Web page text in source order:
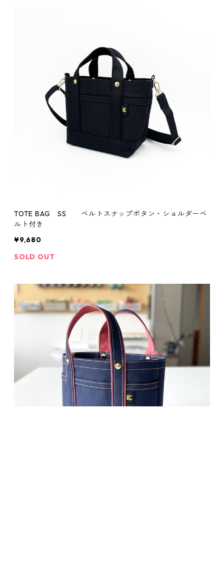
TOTE BAG SS ベルトスナップボタン・ショルダーベ
ルト付き
¥9,680
SOLD OUT